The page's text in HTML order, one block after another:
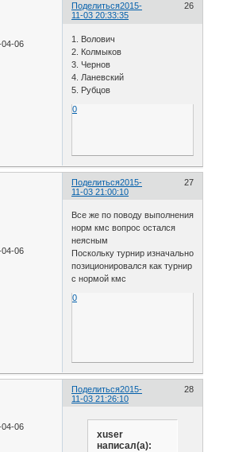
Поделиться 26
2015-
11-03 20:33:35
04-06
1. Волович
2. Колмыков
3. Чернов
4. Ланевский
5. Рубцов
0
Поделиться 27
2015-
11-03 21:00:10
04-06
Все же по поводу выполнения
норм кмс вопрос остался
неясным
Поскольку турнир изначально
позиционировался как турнир
с нормой кмс
0
Поделиться 28
2015-
11-03 21:26:10
04-06
xuser
написал(а):